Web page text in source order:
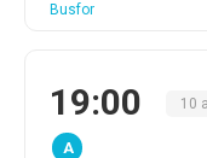
Busfor
19:00 10
A